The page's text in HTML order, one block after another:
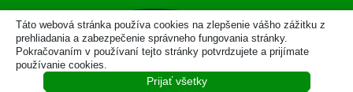
c
e
b
o
s
t
a
g
2013-2020 © Internetový obchod
www.zahradkarskyobchod.sk prevádzkuje spoločnosť La-
Garden Dolná Seč spol. s r.o.
Táto webová stránka používa cookies na zlepšenie vášho zážitku z
prehliadania a zabezpečenie správneho fungovania stránky.
Pokračovaním v používaní tejto stránky potvrdzujete a prijímate
používanie cookies.
Prijať všetky